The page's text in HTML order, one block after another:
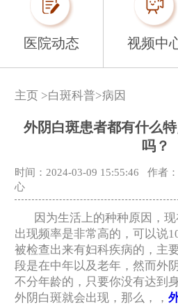
医院动态 视频中
主页 >白斑科普>病因
外阴白斑患者都有什么
吗？
时间：2024-03-09 15:55:46
作者
心
因为生活上的种种原因，现
出现频率是非常高的，可以说
被检查出来有妇科疾病的，主
段是在中年以及老年，然而外
不分年龄的，只要你没有达到
外阴白斑就会出现，那么，，